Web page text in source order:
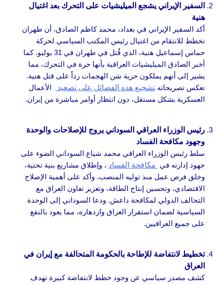
السفير الإيراني يشجع الميليشيات على التحرك بعد اغتيال
هنية
أكد السفير الإيراني في بغداد، محمد كاظم الصادق، أن طهران
تخطط للانتقام من اغتيال رئيس المكتب السياسي لحركة
حماس إسماعيل هنية، الذي قُتل في طهران في 31 يوليو. كما
أخبر الصادق الميليشيات العراقية بأنها حرة في التحرك، مما
يشير إلى أنهم يملكون حرية شن الهجمات رداً على قتل هنية.
تعكس تصريحاتهتشجيع هذه الفصائل على تصعيد
الأعمال
العسكرية بشكل مستقل، دون انتظار أوامر مباشرة من إيران.
رئيس الوزراء العراقي السوداني يروج للإصلاحات والوحدة
وجهود مكافحة الفساد
سلط رئيس الوزراء العراقي محمد شياع السوداني الضوء على
جهود إدارته في مكافحة الفساد ، وإطلاق مشاريع بنية تحتية،
وخلق فرص عمل منذ توليه المنصب. وأكد على أهمية الإصلاح
الاقتصادي، وتحسين إنتاج الطاقة، وتعزيز تعاون العراق مع
التحالف الدولي لمكافحة داعش. ودعا السوداني إلى الوحدة
السياسية لضمان استقرار العراق وازدهاره، مما يعود بالنفع
على جميع العراقيين.
تخطيط لانتفاضة للإطاحة بالحكومة المتحالفة مع إيران في
العراق
كشف مصدر سياسي عن وجود خطط لانتفاضة كبيرة تهدف